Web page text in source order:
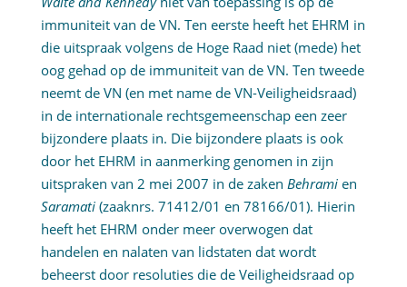
immuniteit van de VN. Ten eerste heeft het EHRM in
die uitspraak volgens de Hoge Raad niet (mede) het
oog gehad op de immuniteit van de VN. Ten tweede
neemt de VN (en met name de VN-Veiligheidsraad)
in de internationale rechtsgemeenschap een zeer
bijzondere plaats in. Die bijzondere plaats is ook
door het EHRM in aanmerking genomen in zijn
uitspraken van 2 mei 2007 in de zaken Behrami en
Saramati(zaaknrs. 71412/01 en 78166/01). Hierin
heeft het EHRM onder meer overwogen dat
handelen en nalaten van lidstaten dat wordt
beheerst door resoluties die de Veiligheidsraad op